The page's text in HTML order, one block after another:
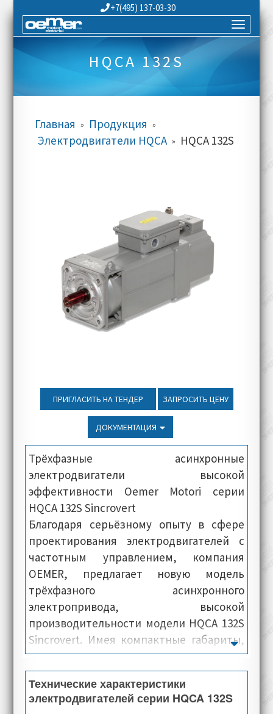
+7(495) 137-03-30
HQCA 132S
Главная » Продукция »
Электродвигатели HQCA » HQCA 132S
ПРИГЛАСИТЬ НА ТЕНДЕР ЗАПРОСИТЬ ЦЕНУ
ДОКУМЕНТАЦИЯ
Трёхфазные асинхронные
электродвигатели высокой
эффективности Oemer Motori серии
HQCA 132S Sincrovert
Благодаря серьёзному опыту в сфере
проектирования электродвигателей с
частотным управлением, компания
OEMER, предлагает новую модель
трёхфазного асинхронного
электропривода, высокой
производительности модели HQCA 132S
Sincrovert. Имея компактные габариты,
электродвигатели данной серии
располагают высокой мощностью, и
демонстрируют исключительную
производительность. Как правило, все
Технические характеристики
электродвигателей серии HQCA 132S